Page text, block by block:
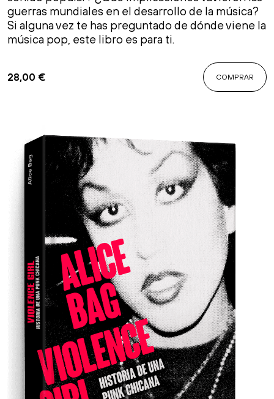
guerras mundiales en el desarrollo de la música?
Si alguna vez te has preguntado de dónde viene la
música pop, este libro es para ti.
28,00 € COMPRAR